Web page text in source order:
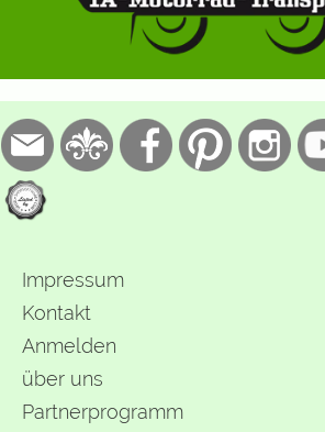
Impressum
Kontakt
Anmelden
über uns
Partnerprogramm